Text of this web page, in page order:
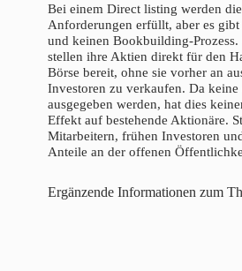
Bei einem Direct listing werden
Anforderungen erfüllt, aber es
und keinen Bookbuilding-Prozess.
stellen ihre Aktien direkt für den
Börse bereit, ohne sie vorher an
Investoren zu verkaufen. Da keine
ausgegeben werden, hat dies
Effekt auf bestehende Aktionäre.
Mitarbeitern, frühen Investoren
Anteile an der offenen
Ergänzende Informationen zum